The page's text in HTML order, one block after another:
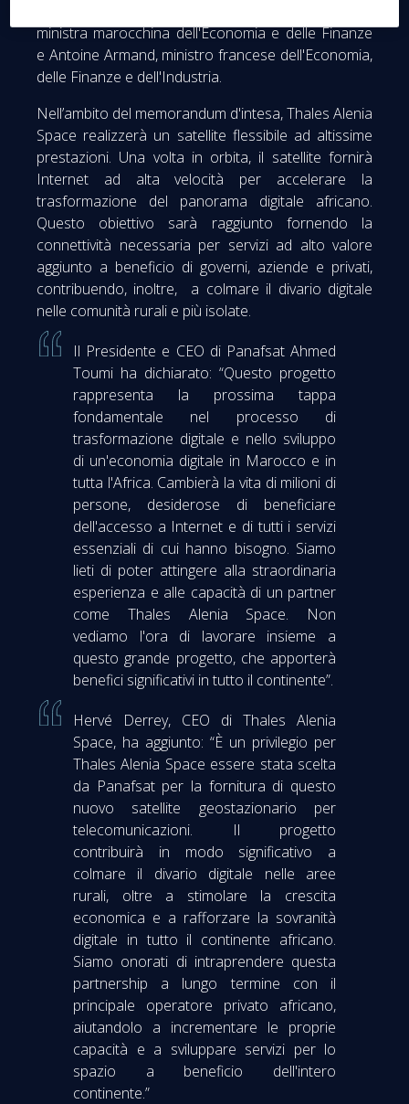
ministra marocchina dell'Economia e delle Finanze
e Antoine Armand, ministro francese dell'Economia,
delle Finanze e dell'Industria.
Nell’ambito del memorandum d'intesa, Thales Alenia
Space realizzerà un satellite flessibile ad altissime
prestazioni. Una volta in orbita, il satellite fornirà
Internet ad alta velocità per accelerare la
trasformazione del panorama digitale africano.
Questo obiettivo sarà raggiunto fornendo la
connettività necessaria per servizi ad alto valore
aggiunto a beneficio di governi, aziende e privati,
contribuendo, inoltre, a colmare il divario digitale
nelle comunità rurali e più isolate.
Il Presidente e CEO di Panafsat Ahmed
Toumi ha dichiarato: “Questo progetto
rappresenta la prossima tappa
fondamentale nel processo di
trasformazione digitale e nello sviluppo
di un'economia digitale in Marocco e in
tutta l'Africa. Cambierà la vita di milioni di
persone, desiderose di beneficiare
dell'accesso a Internet e di tutti i servizi
essenziali di cui hanno bisogno. Siamo
lieti di poter attingere alla straordinaria
esperienza e alle capacità di un partner
come Thales Alenia Space. Non
vediamo l'ora di lavorare insieme a
questo grande progetto, che apporterà
benefici significativi in tutto il continente”.
Hervé Derrey, CEO di Thales Alenia
Space, ha aggiunto: “È un privilegio per
Thales Alenia Space essere stata scelta
da Panafsat per la fornitura di questo
nuovo satellite geostazionario per
telecomunicazioni. Il progetto
contribuirà in modo significativo a
colmare il divario digitale nelle aree
rurali, oltre a stimolare la crescita
economica e a rafforzare la sovranità
digitale in tutto il continente africano.
Siamo onorati di intraprendere questa
partnership a lungo termine con il
principale operatore privato africano,
aiutandolo a incrementare le proprie
capacità e a sviluppare servizi per lo
spazio a beneficio dell'intero
continente.”